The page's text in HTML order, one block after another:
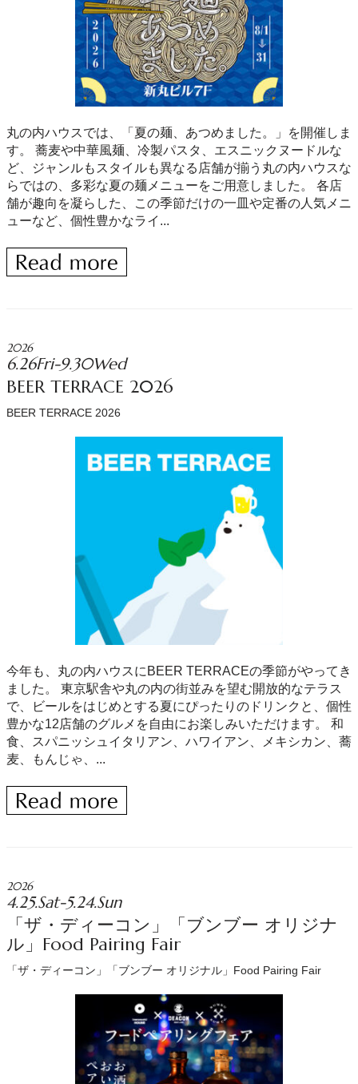
丸の内ハウスでは、「夏の麺、あつめました。」を開催しま
す。 蕎麦や中華風麺、冷製パスタ、エスニックヌードルな
ど、ジャンルもスタイルも異なる店舗が揃う丸の内ハウスな
らではの、多彩な夏の麺メニューをご用意しました。 各店
舗が趣向を凝らした、この季節だけの一皿や定番の人気メニ
ューなど、個性豊かなライ...
2026
6.26Fri-9.30Wed
BEER TERRACE 2026
BEER TERRACE 2026
今年も、丸の内ハウスにBEER TERRACEの季節がやってき
ました。 東京駅舎や丸の内の街並みを望む開放的なテラス
で、ビールをはじめとする夏にぴったりのドリンクと、個性
豊かな12店舗のグルメを自由にお楽しみいただけます。 和
食、スパニッシュイタリアン、ハワイアン、メキシカン、蕎
麦、もんじゃ、...
2026
4.25.Sat-5.24.Sun
「ザ・ディーコン」「ブンブー オリジナ
ル」Food Pairing Fair
「ザ・ディーコン」「ブンブー オリジナル」Food Pairing Fair